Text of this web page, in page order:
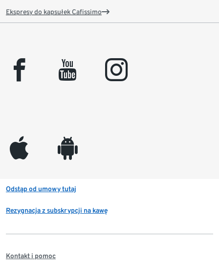
Ekspresy do kapsułek Cafissimo
facebook youtube instagram
appleinc android
Odstąp od umowy tutaj
Rezygnacja z subskrypcji na kawę
Kontakt i pomoc